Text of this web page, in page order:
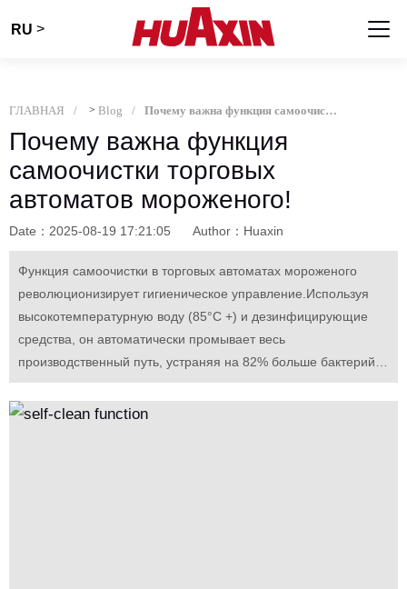
RU >
ГЛАВНАЯ > Blog Почему важна функция самоочистки торговых автоматов мороженого!
Почему важна функция
самоочистки торговых
автоматов мороженого!
Date：2025-08-19 17:21:05 Author：Huaxin
Функция самоочистки в торговых автоматах мороженого
революционизирует гигиеническое управление.Используя
высокотемпературную воду (85°C +) и дезинфицирующие
средства, он автоматически промывает весь
производственный путь, устраняя на 82% больше бактерий,
чем ручная очистка.Это непосредственно затрагивает
вопросы гигиены потребителей.Он обеспечивает три